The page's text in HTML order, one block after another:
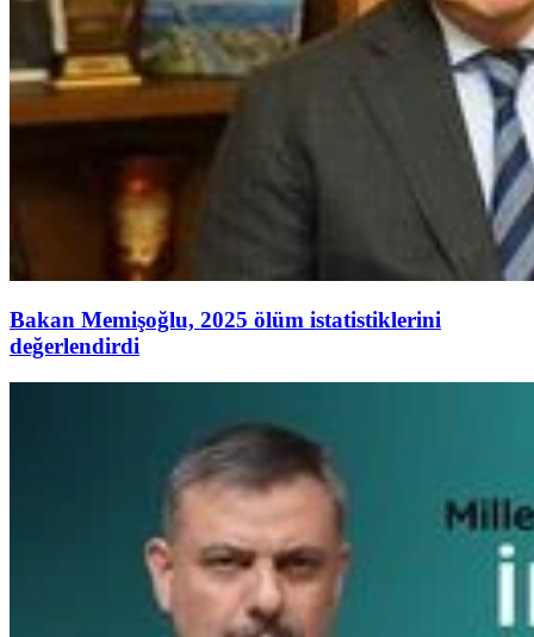
Bakan Memişoğlu, 2025 ölüm istatistiklerini
değerlendirdi